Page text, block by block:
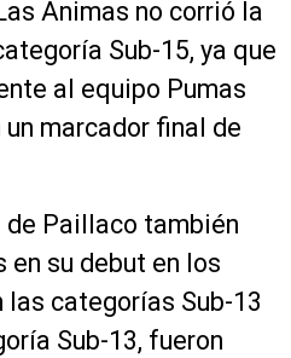
Ánimas no corrió la
Sub-15, ya que
al equipo Pumas
marcador final de
de Paillaco también
su debut en los
categorías Sub-13
Sub-13, fueron